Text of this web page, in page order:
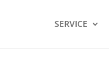
SERVICE